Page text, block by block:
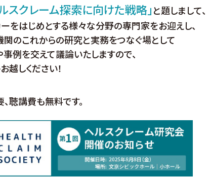
スクレーム探索に向けた戦略」と題しまして、
をはじめとする様々な分野の専門家をお迎えし、
のこれからの研究と実務をつなぐ場として
例を交えて議論いたしますので、
越しください！
聴講費も無料です。